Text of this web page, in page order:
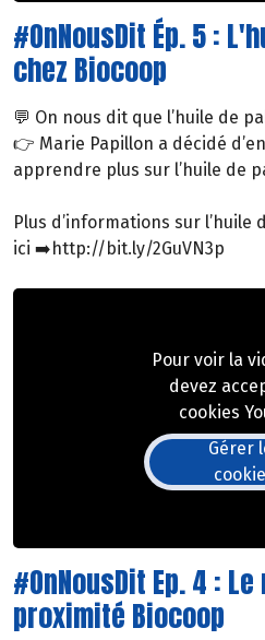
#OnNousDit Ép. 5 :
chez Biocoop
💬 On nous dit que l’huile de
👉 Marie Papillon a décidé
apprendre plus sur l’huile de
Plus d’informations sur l’huile
ici ➡️http://bit.ly/2GuVN3p
Pour voir la
devez
cookies
Gérer
#OnNousDit Ep. 4 :
proximité Biocoop